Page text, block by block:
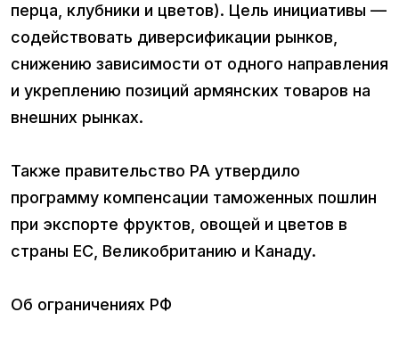
перца, клубники и цветов). Цель инициативы —
содействовать диверсификации рынков,
снижению зависимости от одного направления
и укреплению позиций армянских товаров на
внешних рынках.
Также правительство РА утвердило
программу компенсации таможенных пошлин
при экспорте фруктов, овощей и цветов в
страны ЕС, Великобританию и Канаду.
Об ограничениях РФ